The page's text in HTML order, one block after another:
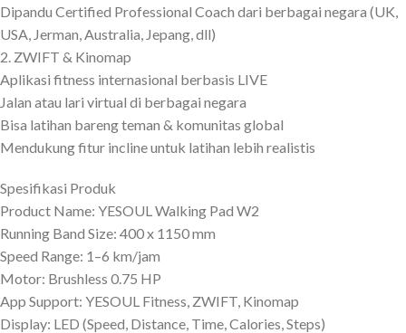
Dipandu Certified Professional Coach dari berbagai negara (UK,
USA, Jerman, Australia, Jepang, dll)
2. ZWIFT & Kinomap
Aplikasi fitness internasional berbasis LIVE
Jalan atau lari virtual di berbagai negara
Bisa latihan bareng teman & komunitas global
Mendukung fitur incline untuk latihan lebih realistis
Spesifikasi Produk
Product Name: YESOUL Walking Pad W2
Running Band Size: 400 x 1150 mm
Speed Range: 1–6 km/jam
Motor: Brushless 0.75 HP
App Support: YESOUL Fitness, ZWIFT, Kinomap
Display: LED (Speed, Distance, Time, Calories, Steps)